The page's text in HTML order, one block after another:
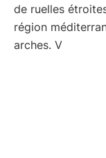
de ruelles
région
arches. V